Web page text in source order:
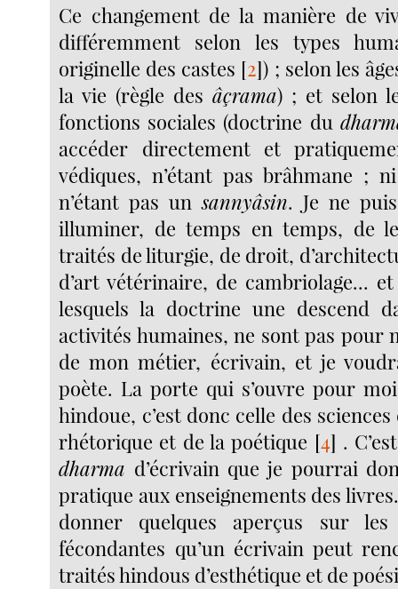
Ce changement de la manière de
différemment selon les types
originelle des castes [2]) ; selon les
la vie (règle desâçrama) ; et selon
fonctions sociales (doctrine du
accéder directement et
védiques, n’étant pas brâhmane ;
n’étant pas unsannyâsin. Je ne
illuminer, de temps en temps, de
traités de liturgie, de droit,
d’art vétérinaire, de cambriolage...
lesquels la doctrine une descend
activités humaines, ne sont pas pour
de mon métier, écrivain, et je
poète. La porte qui s’ouvre pour
hindoue, c’est donc celle des
rhétorique et de la poétique [4] .
dharma d’écrivain que je pourrai
pratique aux enseignements des
donner quelques aperçus sur
fécondantes qu’un écrivain peut
traités hindous d’esthétique et de